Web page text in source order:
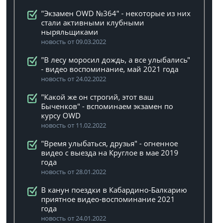
"Экзамен OWD №364" - некоторые из них
стали активными клубными
ныряльщиками
новость от 09.03.2022
"В лесу моросил дождь, а все улыбались"
- видео воспоминание, май 2021 года
новость от 24.02.2022
"Какой же он строгий, этот ваш
Быченков" - вспоминаем экзамен по
курсу OWD
новость от 11.02.2022
"Время улыбаться, друзья" - огненное
видео с выезда на Круглое в мае 2019
года
новость от 28.01.2022
В канун поездки в Кабардино-Балкарию
приятное видео-воспоминание 2021
года
новость от 24.01.2022